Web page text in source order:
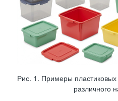
Рис. 1. Примеры
различного